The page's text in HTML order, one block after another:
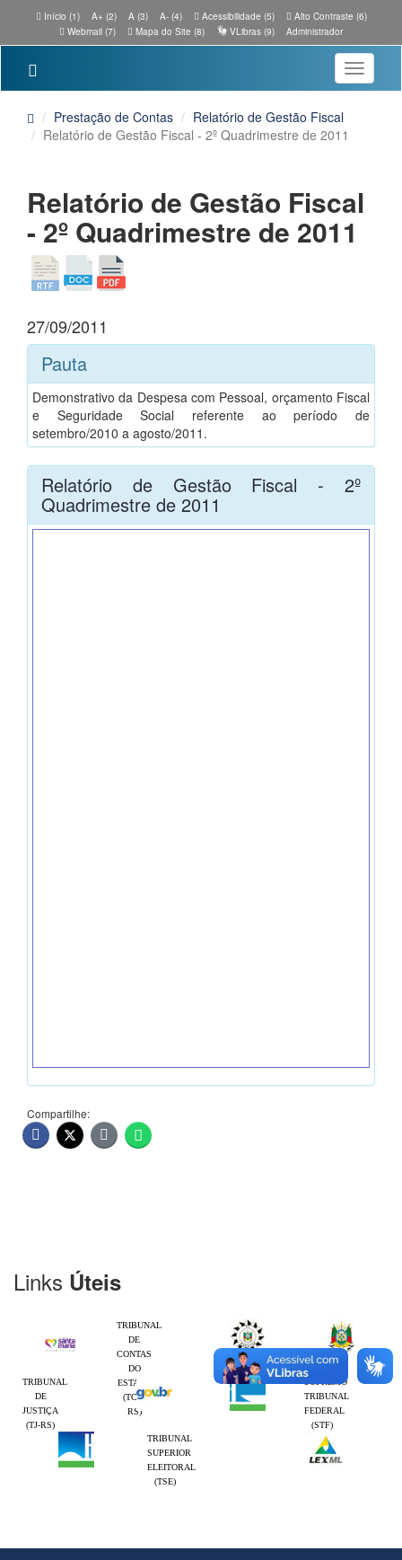
Início (1) A+ (2) A (3) A- (4) Acessibilidade (5)
Alto Contraste (6)
Webmail (7)
Mapa do Site (8) VLibras (9) Administrador
Toggle
Prestação de Contas
Relatório de Gestão Fiscal
Relatório de Gestão Fiscal - 2º Quadrimestre de 2011
Relatório de Gestão Fiscal
- 2º Quadrimestre de 2011
27/09/2011
Pauta
Demonstrativo da Despesa com Pessoal, orçamento Fiscal
e Seguridade Social referente ao período de
setembro/2010 a agosto/2011.
Relatório de Gestão Fiscal - 2º
Quadrimestre de 2011
Compartilhe:
Links Úteis
TRIBUNAL
DE
CONTAS
DO
ESTADO
(TCE-
RS)
TRIBUNAL
DE
JUSTIÇA
(TJ-RS)
SUPREMO
TRIBUNAL
FEDERAL
(STF)
TRIBUNAL
SUPERIOR
ELEITORAL
(TSE)